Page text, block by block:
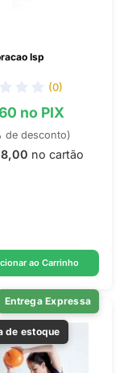
Isp
(0)
no PIX
de desconto)
8,00 no cartão
ao Carrinho
Entrega Expressa
de estoque